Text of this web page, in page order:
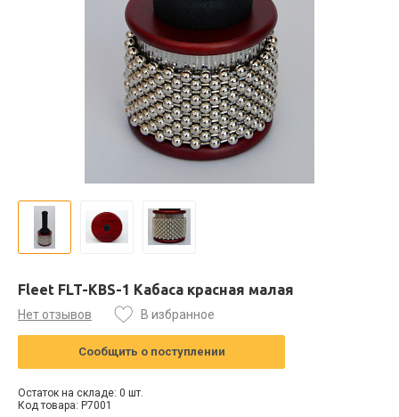
Fleet FLT-KBS-1 Кабаса красная малая
Нет отзывов В избранное
Сообщить о поступлении
Остаток на складе: 0 шт.
Код товара: P7001